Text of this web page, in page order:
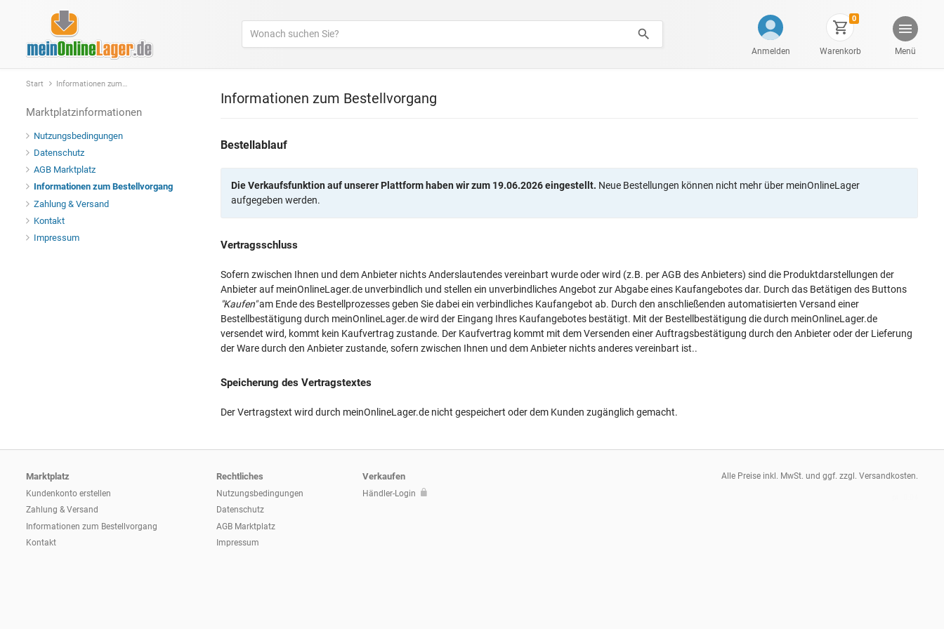
Anmelden
0
Warenkorb Menü
Start Informationen zum Bestellvorgang
Marktplatzinformationen
Nutzungsbedingungen
Datenschutz
AGB Marktplatz
Informationen zum Bestellvorgang
Zahlung & Versand
Kontakt
Impressum
Informationen zum Bestellvorgang
Bestellablauf
Die Verkaufsfunktion auf unserer Plattform haben wir zum 19.06.2026 eingestellt. Neue Bestellungen können nicht mehr über meinOnlineLager
aufgegeben werden.
Vertragsschluss
Sofern zwischen Ihnen und dem Anbieter nichts Anderslautendes vereinbart wurde oder wird (z.B. per AGB des Anbieters) sind die Produktdarstellungen der
Anbieter auf meinOnlineLager.de unverbindlich und stellen ein unverbindliches Angebot zur Abgabe eines Kaufangebotes dar. Durch das Betätigen des Buttons
"Kaufen"am Ende des Bestellprozesses geben Sie dabei ein verbindliches Kaufangebot ab. Durch den anschließenden automatisierten Versand einer
Bestellbestätigung durch meinOnlineLager.de wird der Eingang Ihres Kaufangebotes bestätigt. Mit der Bestellbestätigung die durch meinOnlineLager.de
versendet wird, kommt kein Kaufvertrag zustande. Der Kaufvertrag kommt mit dem Versenden einer Auftragsbestätigung durch den Anbieter oder der Lieferung
der Ware durch den Anbieter zustande, sofern zwischen Ihnen und dem Anbieter nichts anderes vereinbart ist..
Speicherung des Vertragstextes
Der Vertragstext wird durch meinOnlineLager.de nicht gespeichert oder dem Kunden zugänglich gemacht.
Marktplatz
Kundenkonto erstellen
Zahlung & Versand
Informationen zum Bestellvorgang
Kontakt
Rechtliches
Nutzungsbedingungen
Datenschutz
AGB Marktplatz
Impressum
Verkaufen
Händler-Login
Alle Preise inkl. MwSt. und ggf. zzgl. Versandkosten.